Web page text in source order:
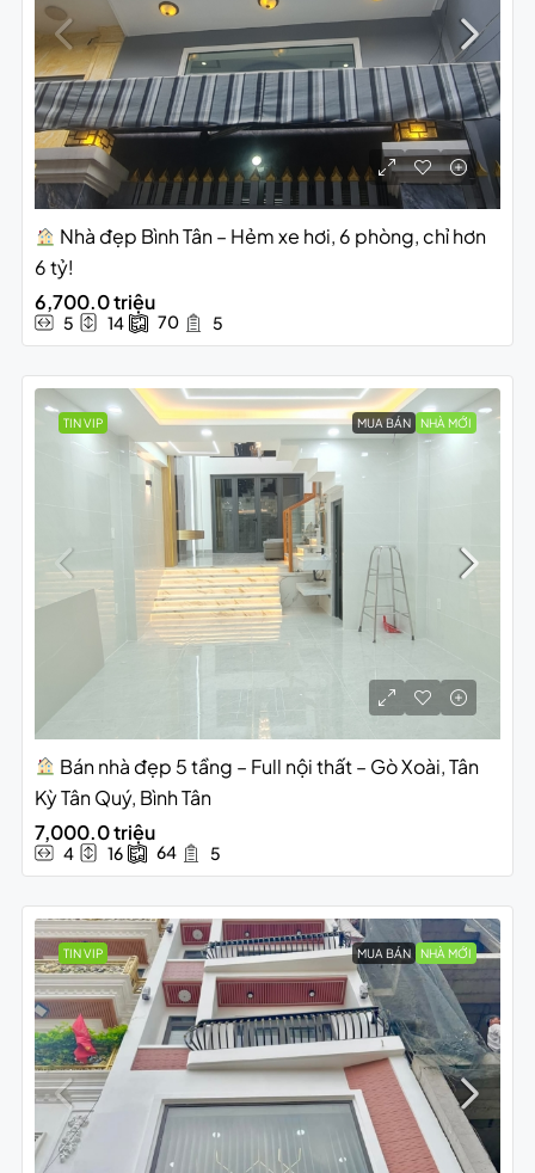
Nhà đẹp Bình Tân – Hẻm xe hơi, 6 phòng, chỉ hơn
6 tỷ!
6,700.0 triệu
5 14 70 5
TIN VIP MUA BÁN NHÀ MỚI
Bán nhà đẹp 5 tầng – Full nội thất – Gò Xoài, Tân
Kỳ Tân Quý, Bình Tân
7,000.0 triệu
4 16 64 5
TIN VIP MUA BÁN NHÀ MỚI